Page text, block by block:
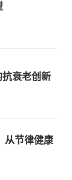
衰老创新
从节律健康